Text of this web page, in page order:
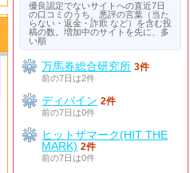
優良認定でないサイトへの直近7日
の口コミのうち、悪評の言葉（当た
らない・返金・詐欺 など）を含む投
稿の数。増加中のサイトを先に、多
い順
万馬券総合研究所 3件
前の7日は2件
ディバイン 2件
前の7日は0件
ヒットザマーク(HIT THE
MARK) 2件
前の7日は0件